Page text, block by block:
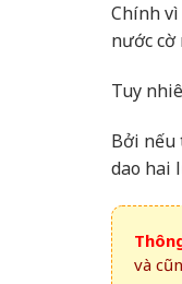
Chính
nước cờ
Tuy
Bởi nếu
dao hai
và